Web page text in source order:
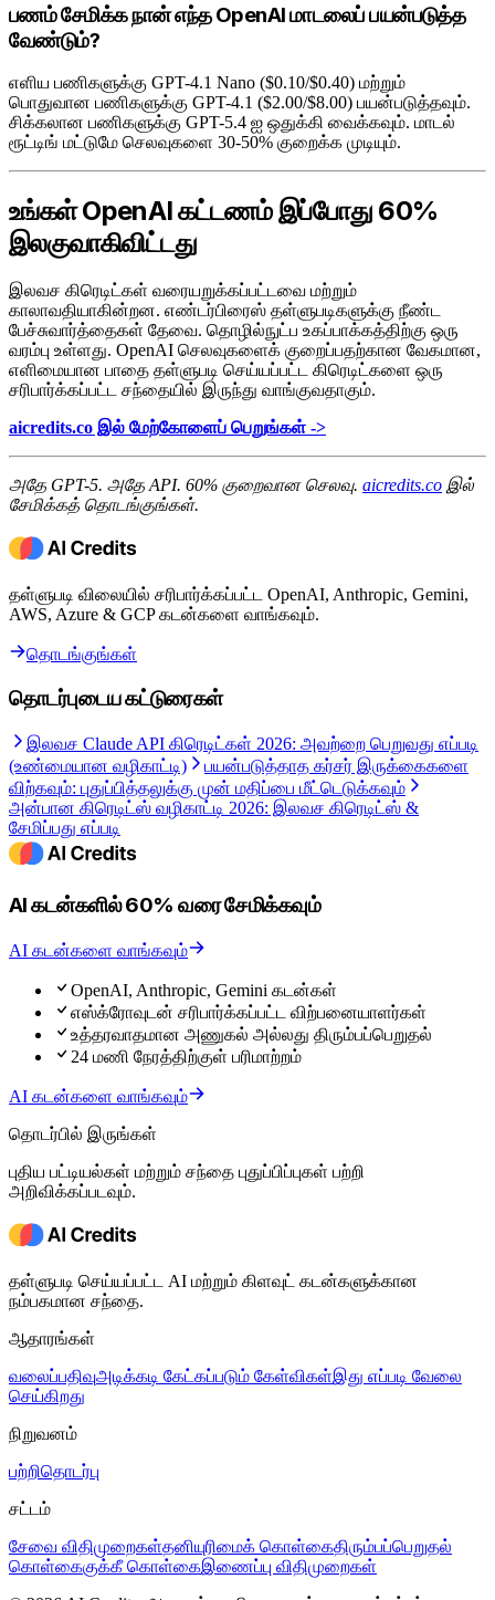
பணம் சேமிக்க நான் எந்த OpenAI மாடலைப் பயன்படுத்த
வேண்டும்?
எளிய பணிகளுக்கு GPT-4.1 Nano ($0.10/$0.40) மற்றும்
பொதுவான பணிகளுக்கு GPT-4.1 ($2.00/$8.00) பயன்படுத்தவும்.
சிக்கலான பணிகளுக்கு GPT-5.4 ஐ ஒதுக்கி வைக்கவும். மாடல்
ரூட்டிங் மட்டுமே செலவுகளை 30-50% குறைக்க முடியும்.
உங்கள் OpenAI கட்டணம் இப்போது 60%
இலகுவாகிவிட்டது
இலவச கிரெடிட்கள் வரையறுக்கப்பட்டவை மற்றும்
காலாவதியாகின்றன. எண்டர்பிரைஸ் தள்ளுபடிகளுக்கு நீண்ட
பேச்சுவார்த்தைகள் தேவை. தொழில்நுட்ப உகப்பாக்கத்திற்கு ஒரு
வரம்பு உள்ளது. OpenAI செலவுகளைக் குறைப்பதற்கான வேகமான,
எளிமையான பாதை தள்ளுபடி செய்யப்பட்ட கிரெடிட்களை ஒரு
சரிபார்க்கப்பட்ட சந்தையில் இருந்து வாங்குவதாகும்.
aicredits.co இல் மேற்கோளைப் பெறுங்கள் ->
அதே GPT-5. அதே API. 60% குறைவான செலவு. aicredits.co இல்
சேமிக்கத் தொடங்குங்கள்.
தள்ளுபடி விலையில் சரிபார்க்கப்பட்ட OpenAI, Anthropic, Gemini,
AWS, Azure & GCP கடன்களை வாங்கவும்.
தொடங்குங்கள்
தொடர்புடைய கட்டுரைகள்
இலவச Claude API கிரெடிட்கள் 2026: அவற்றை பெறுவது எப்படி
(உண்மையான வழிகாட்டி)
பயன்படுத்தாத கர்சர் இருக்கைகளை
விற்கவும்: புதுப்பித்தலுக்கு முன் மதிப்பை மீட்டெடுக்கவும்
அன்பான கிரெடிட்ஸ் வழிகாட்டி 2026: இலவச கிரெடிட்ஸ் &
சேமிப்பது எப்படி
AI கடன்களில் 60% வரை சேமிக்கவும்
AI கடன்களை வாங்கவும்
OpenAI, Anthropic, Gemini கடன்கள்
எஸ்க்ரோவுடன் சரிபார்க்கப்பட்ட விற்பனையாளர்கள்
உத்தரவாதமான அணுகல் அல்லது திரும்பப்பெறுதல்
24 மணி நேரத்திற்குள் பரிமாற்றம்
AI கடன்களை வாங்கவும்
தொடர்பில் இருங்கள்
புதிய பட்டியல்கள் மற்றும் சந்தை புதுப்பிப்புகள் பற்றி
அறிவிக்கப்படவும்.
தள்ளுபடி செய்யப்பட்ட AI மற்றும் கிளவுட் கடன்களுக்கான
நம்பகமான சந்தை.
ஆதாரங்கள்
வலைப்பதிவுஅடிக்கடி கேட்கப்படும் கேள்விகள்இது எப்படி வேலை
செய்கிறது
நிறுவனம்
பற்றிதொடர்பு
சட்டம்
சேவை விதிமுறைகள்தனியுரிமைக் கொள்கைதிரும்பப்பெறுதல்
கொள்கைகுக்கீ கொள்கைஇணைப்பு விதிமுறைகள்